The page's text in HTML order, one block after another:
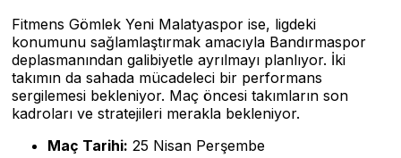
Fitmens Gömlek Yeni Malatyaspor ise, ligdeki
konumunu sağlamlaştırmak amacıyla Bandırmaspor
deplasmanından galibiyetle ayrılmayı planlıyor. İki
takımın da sahada mücadeleci bir performans
sergilemesi bekleniyor. Maç öncesi takımların son
kadroları ve stratejileri merakla bekleniyor.
Maç Tarihi: 25 Nisan Perşembe